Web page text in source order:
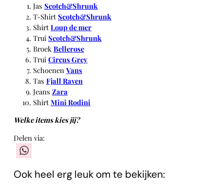
Jas Scotch&Shrunk
T-ShirtScotch&Shrunk
ShirtLoup de mer
Trui Scotch&Shrunk
Broek Bellerose
Trui Circus Grey
Schoenen Vans
Tas Fjall Raven
Jeans Zara
ShirtMini Rodini
Welke items kies jij?
Delen via:
Ook heel erg leuk om te bekijken: